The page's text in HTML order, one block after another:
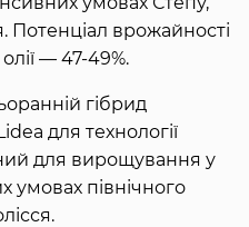
Потенціал врожайності
— 47-49%.
гібрид
для технології
для вирощування у
умовах північного